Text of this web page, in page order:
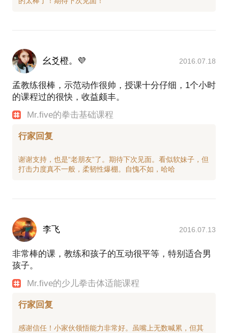
幺爻橙。💜 2016.07.18
孟教练很棒，示范动作很帅，授课十分仔细，1个小时
的课程过的很快，收益颇丰。
Mr.five的拳击基础课程
行家回复
谢谢支持，也是“老朋友”了。期待下次见面。看似软妹子，但
李飞 2016.07.13
非常棒的课，教练和孩子的互动很平等，特别适合男
孩子。
Mr.five的少儿拳击体适能课程
行家回复
感谢信任！小家伙领悟能力非常好。虽嘴上无数喊累，但其